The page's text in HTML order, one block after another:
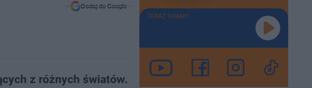
Dodaj do Google
z różnych światów.
TERAZ GRAMY